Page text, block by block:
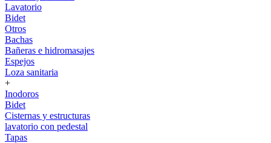
Lavatorio
Bidet
Otros
Bachas
Bañeras e hidromasajes
Espejos
Loza sanitaria
+
Inodoros
Bidet
Cisternas y estructuras
lavatorio con pedestal
Tapas